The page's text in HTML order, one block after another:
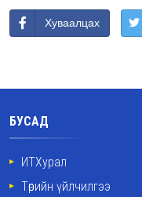
Хуваалцах
БУСАД
ИТХурал
Төрийн үйлчилгээ